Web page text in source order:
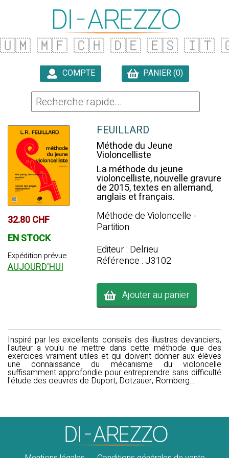
🇺🇲 🇲🇫 🇨🇭 🇩🇪 🇪🇸 🇮🇹
COMPTE PANIER (0)
32.80 CHF
EN STOCK
Expédition prévue
AUJOURD'HUI
FEUILLARD
Méthode du Jeune
Violoncelliste
La méthode du jeune
violoncelliste, nouvelle gravure
de 2015, textes en allemand,
anglais et français.
Méthode de Violoncelle -
Partition
Editeur : Delrieu
Référence : J3102
Ajouter au panier
Inspiré par les excellents conseils des illustres devanciers,
l'auteur a voulu ne mettre dans cette méthode que des
exercices vraiment utiles et qui doivent donner aux élèves
une connaissance du mécanisme du violoncelle
suffisamment approfondie pour entreprendre sans difficulté
l'étude des oeuvres de Duport, Dotzauer, Romberg...